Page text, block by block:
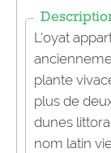
L’oyat
plante
plus de
dunes
nom latin